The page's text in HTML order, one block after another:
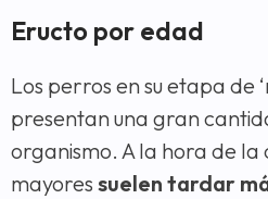
Eructo por edad
Los perros en su etapa de
presentan una gran
organismo. A la hora de la
mayores suelen tardar